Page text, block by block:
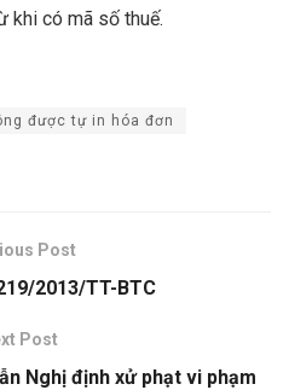
khi có mã số thuế.
được tự in hóa đơn
Post
2013/TT-BTC
Post
Nghị định xử phạt vi phạm